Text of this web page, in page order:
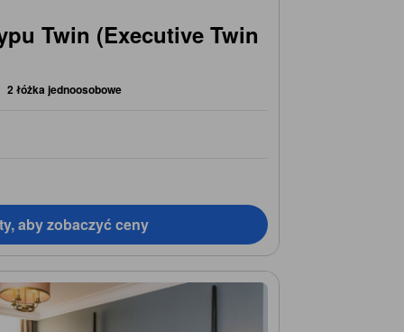
Twin (Executive Twin
2 łóżka jednoosobowe
aby zobaczyć ceny